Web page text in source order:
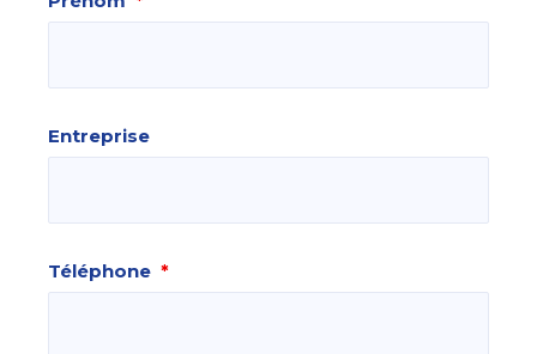
Entreprise
Téléphone *